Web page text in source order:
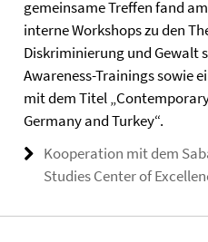
gemeinsame Treffen fand
interne Workshops zu den
Diskriminierung und Gewalt
Awareness-Trainings sowie
mit dem Titel
Germany and Turkey“.
Kooperation mit dem
Studies Center of